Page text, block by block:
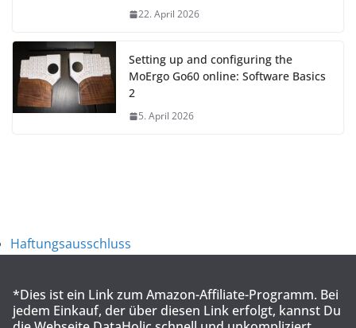
22. April 2026
Setting up and configuring the
MoErgo Go60 online: Software Basics
2
5. April 2026
Haftungsausschluss
*Dies ist ein Link zum Amazon-Affiliate-Programm. Bei
jedem Einkauf, der über diesen Link erfolgt, kannst Du